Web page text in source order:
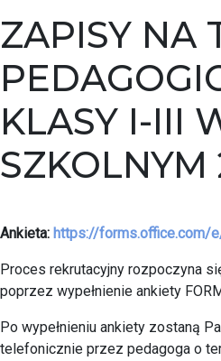
ZAPISY NA
KLASY I-III
Ankieta: https://forms.office.com/
Proces rekrutacyjny rozpoczyna
poprzez wypełnienie ankiety
Po wypełnieniu ankiety zostaną
telefonicznie przez pedagoga o